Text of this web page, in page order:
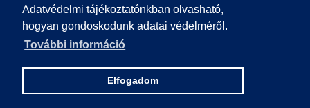
Adatvédelmi tájékoztatónkban olvasható,
hogyan gondoskodunk adatai védelméről.
További információ
Elfogadom
IMPRESSZUM